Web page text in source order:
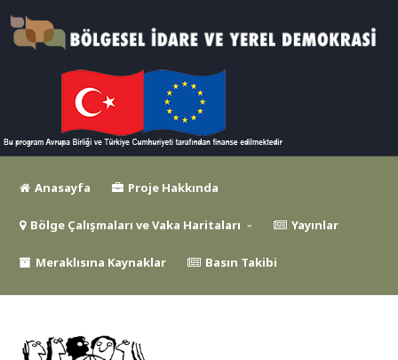
Anasayfa Proje Hakkında
Bölge Çalışmaları ve Vaka Haritaları Yayınlar
Meraklısına Kaynaklar Basın Takibi